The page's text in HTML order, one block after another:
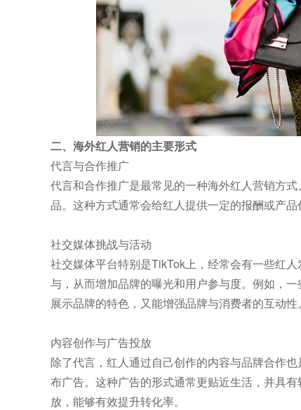
二、海外红人营销的主要形式
代言与合作推广
代言和合作推广是最常见的一种海外红人营销方
品。这种方式通常会给红人提供一定的报酬或产
社交媒体挑战与活动
社交媒体平台特别是TikTok上，经常会有一些红
与，从而增加品牌的曝光和用户参与度。例如，
展示品牌的特色，又能增强品牌与消费者的互动性。
内容创作与广告投放
除了代言，红人通过自己创作的内容与品牌合作
布广告。这种广告的形式通常更贴近生活，并具
放，能够有效提升转化率。